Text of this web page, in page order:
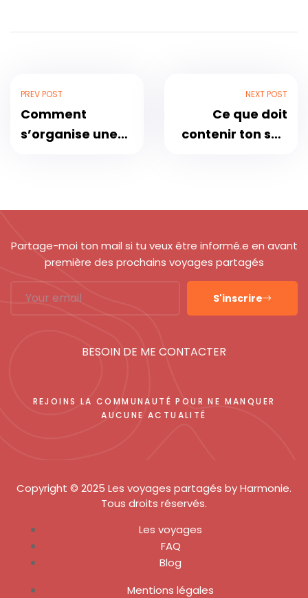
PREV POST
Comment
s’organise une
NEXT POST
Ce que doit
contenir ton sac
Partage-moi ton mail si tu veux être informé.e en avant
première des prochains voyages partagés
S'inscrire
BESOIN DE ME CONTACTER
REJOINS LA COMMUNAUTÉ POUR NE MANQUER
AUCUNE ACTUALITÉ
Copyright © 2025 Les voyages partagés by Harmonie.
Tous droits réservés.
Les voyages
FAQ
Blog
Mentions légales